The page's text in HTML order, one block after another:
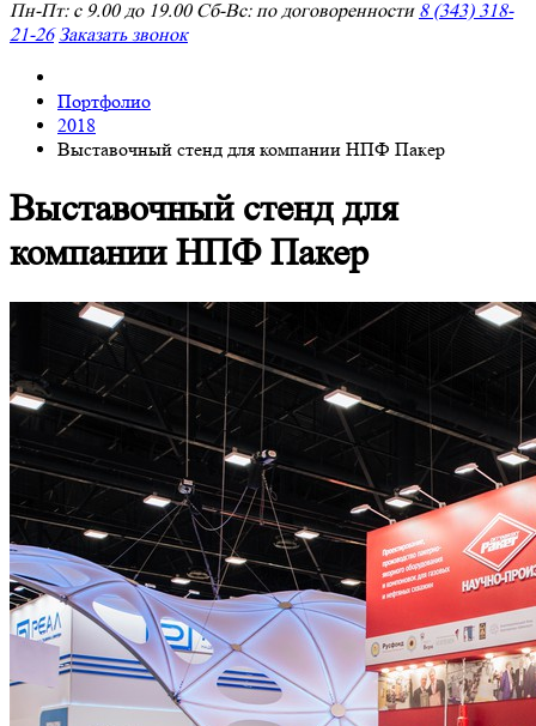
Пн-Пт: с 9.00 до 19.00 Сб-Вс: по договоренности 8 (343) 318-
21-26 Заказать звонок
Портфолио
2018
Выставочный стенд для компании НПФ Пакер
Выставочный стенд для
компании НПФ Пакер